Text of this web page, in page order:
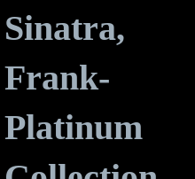
Sinatra,
Frank-
Platinum